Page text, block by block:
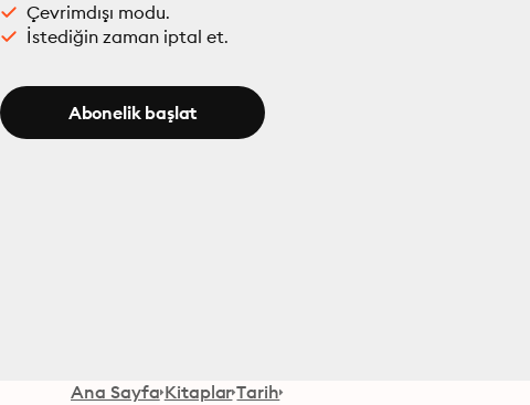
Çevrimdışı modu.
İstediğin zaman iptal et.
Abonelik başlat
Ana Sayfa Kitaplar Tarih